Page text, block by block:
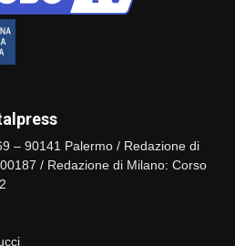
– 90141 Palermo / Redazione di
/ Redazione di Milano: Corso